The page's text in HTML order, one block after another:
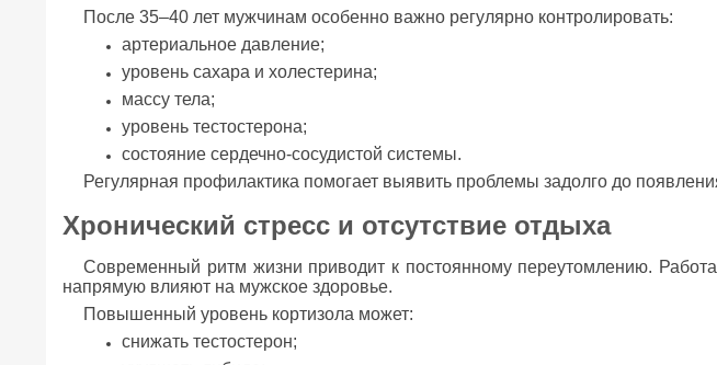
После 35–40 лет мужчинам особенно важно регулярно контролировать:
артериальное давление;
уровень сахара и холестерина;
массу тела;
уровень тестостерона;
состояние сердечно-сосудистой системы.
Регулярная профилактика помогает выявить проблемы задолго до
Хронический стресс и отсутствие отдыха
Современный ритм жизни приводит к постоянному переутомлению. Работа
напрямую влияют на мужское здоровье.
Повышенный уровень кортизола может:
снижать тестостерон;